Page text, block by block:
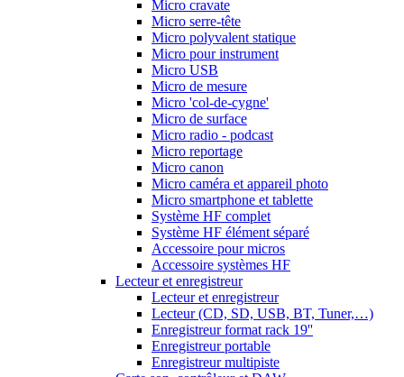
Micro cravate
Micro serre-tête
Micro polyvalent statique
Micro pour instrument
Micro USB
Micro de mesure
Micro 'col-de-cygne'
Micro de surface
Micro radio - podcast
Micro reportage
Micro canon
Micro caméra et appareil photo
Micro smartphone et tablette
Système HF complet
Système HF élément séparé
Accessoire pour micros
Accessoire systèmes HF
Lecteur et enregistreur
Lecteur et enregistreur
Lecteur (CD, SD, USB, BT, Tuner,…)
Enregistreur format rack 19''
Enregistreur portable
Enregistreur multipiste